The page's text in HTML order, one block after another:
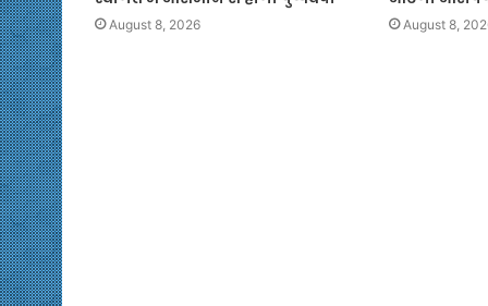
August 8, 2026 August 8,